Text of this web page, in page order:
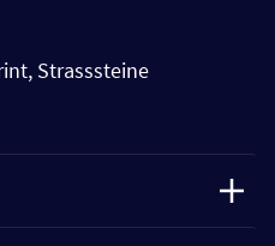
Strasssteine